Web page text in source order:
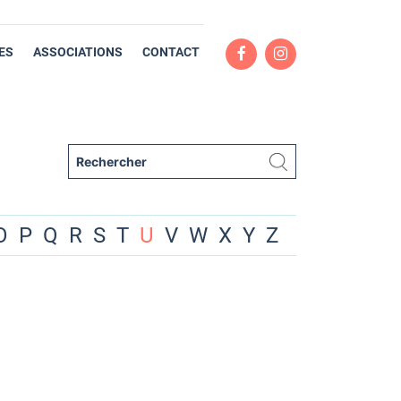
ASSOCIATIONS CONTACT
P Q R S T U V W X Y Z